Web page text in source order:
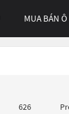
MUA BÁN
626